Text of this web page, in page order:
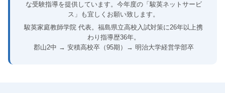
な受験指導を提供しています。今年度の「駿英ネットサービ
ス」も宜しくお願い致します。
駿英家庭教師学院 代表。福島県立高校入試対策に26年以上携
わり指導歴36年。
郡山2中 → 安積高校卒（95期）→ 明治大学経営学部卒